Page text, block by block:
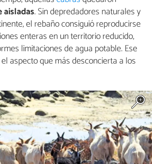
. Sin depredadores naturales y
el rebaño consiguió reproducirse
enteras en un territorio reducido,
limitaciones de agua potable. Ese
aspecto que más desconcierta a los